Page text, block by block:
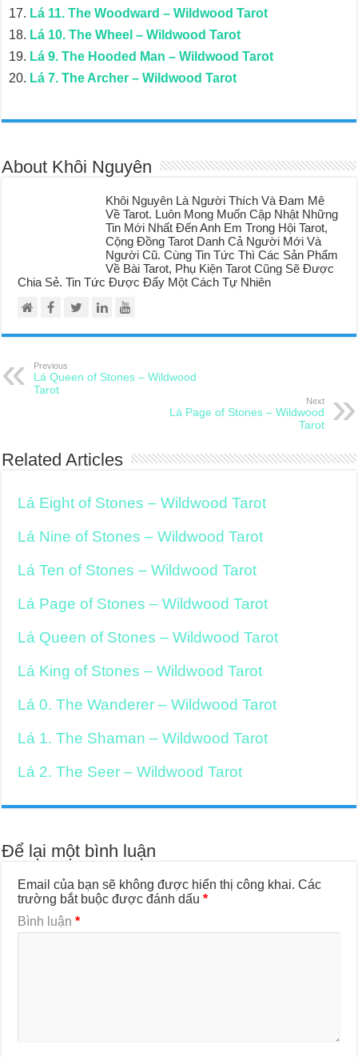
Lá 11. The Woodward – Wildwood Tarot
Lá 10. The Wheel – Wildwood Tarot
Lá 9. The Hooded Man – Wildwood Tarot
Lá 7. The Archer – Wildwood Tarot
About Khôi Nguyên
Khôi Nguyên Là Người Thích Và Đam Mê
Về Tarot. Luôn Mong Muốn Cập Nhật Những
Tin Mới Nhất Đến Anh Em Trong Hội Tarot,
Cộng Đồng Tarot Danh Cả Người Mới Và
Người Cũ. Cùng Tin Tức Thì Các Sản Phẩm
Về Bài Tarot, Phụ Kiện Tarot Cũng Sẽ Được
Chia Sẻ. Tin Tức Được Đẩy Một Cách Tự Nhiên
Previous
Lá Queen of Stones – Wildwood
Tarot
Next
Lá Page of Stones – Wildwood
Tarot
Related Articles
Lá Eight of Stones – Wildwood Tarot
Lá Nine of Stones – Wildwood Tarot
Lá Ten of Stones – Wildwood Tarot
Lá Page of Stones – Wildwood Tarot
Lá Queen of Stones – Wildwood Tarot
Lá King of Stones – Wildwood Tarot
Lá 0. The Wanderer – Wildwood Tarot
Lá 1. The Shaman – Wildwood Tarot
Lá 2. The Seer – Wildwood Tarot
Để lại một bình luận
Email của bạn sẽ không được hiển thị công khai. Các
trường bắt buộc được đánh dấu*
Bình luận*